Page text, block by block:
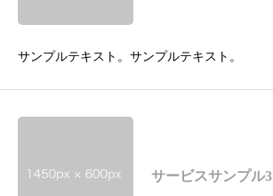
サンプルテキスト。サンプルテキスト。
サービスサンプル3